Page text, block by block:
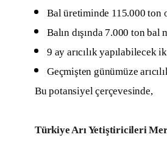
Bal üretiminde 115.000 ton
Balın dışında 7.000 ton
9 ay arıcılık yapılabilecek
Geçmişten günümüze
Bu potansiyel çerçevesinde,
Türkiye Arı Yetiştiricileri